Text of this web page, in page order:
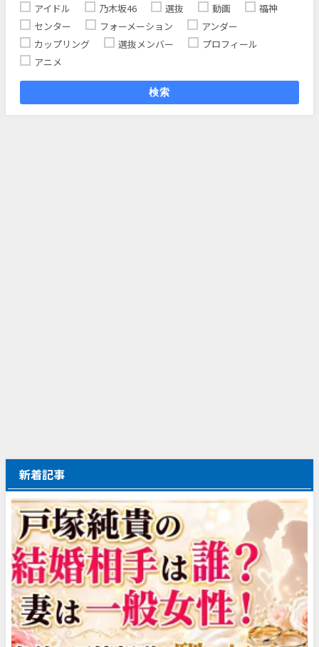
アイドル 乃木坂46 選抜 動画
福神
センター
フォーメーション
アンダー
カップリング
選抜メンバー
プロフィール
アニメ
検索
新着記事